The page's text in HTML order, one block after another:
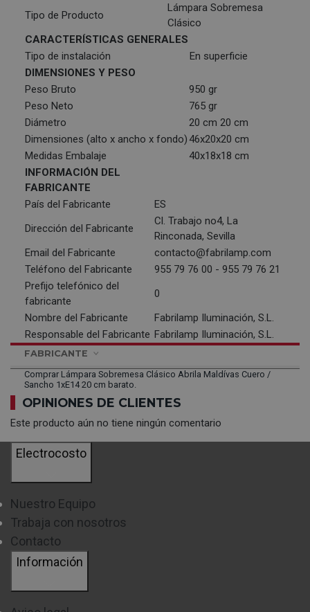
Tipo de Producto
Lámpara Sobremesa
Clásico
CARACTERÍSTICAS GENERALES
Tipo de instalación
En superficie
DIMENSIONES Y PESO
Peso Bruto
950 gr
Peso Neto
765 gr
Diámetro
20 cm 20 cm
Dimensiones (alto x ancho x fondo)46x20x20 cm
Medidas Embalaje
40x18x18 cm
INFORMACIÓN DEL
FABRICANTE
País del Fabricante
ES
Dirección del Fabricante
Cl. Trabajo no4, La
Rinconada, Sevilla
Email del Fabricante
contacto@fabrilamp.com
Teléfono del Fabricante
955 79 76 00 - 955 79 76 21
Prefijo telefónico del
fabricante
0
Nombre del Fabricante
Fabrilamp Iluminación, S.L.
Responsable del Fabricante Fabrilamp Iluminación, S.L.
FABRICANTE
Comprar Lámpara Sobremesa Clásico Abrila Maldívas Cuero /
Sancho 1xE14 20 cm barato.
OPINIONES DE CLIENTES
Este producto aún no tiene ningún comentario
Electrocosto
Nuestro Equipo
Trabaja con nosotros
Contacto
Información